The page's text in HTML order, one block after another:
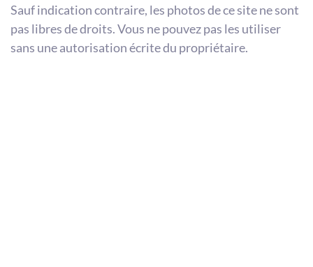
Sauf indication contraire, les photos de ce site ne sont
pas libres de droits. Vous ne pouvez pas les utiliser
sans une autorisation écrite du propriétaire.